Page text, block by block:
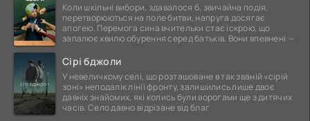
Коли шкільні вибори, здавалося б, звичайна подія,
перетворюються на поле битви, напруга досягає
апогею. Перемога сина вчительки стає іскрою, що
запалює хвилю обурення серед батьків. Вони впевнені —
Сірі бджоли
У невеличкому селі, що розташоване в так званій «сірій
зоні» неподалік лінії фронту, залишились лише двоє
давніх знайомих, які колись були ворогами ще з дитячих
часів. Село давно відрізане від благ